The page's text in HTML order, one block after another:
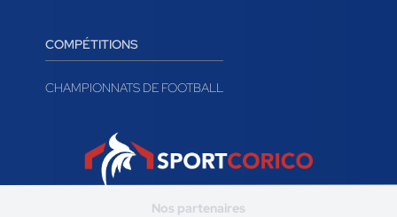
COMPÉTITIONS
CHAMPIONNATS DE FOOTBALL
Nos partenaires